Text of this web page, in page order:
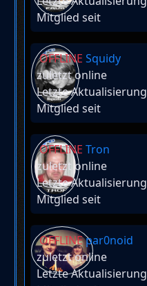
Mitglied seit
OFFLINE Squidy
zuletzt online
Letzte Aktualisierung
Mitglied seit
OFFLINE Tron
zuletzt online
Letzte Aktualisierung
Mitglied seit
OFFLINEpar0noid
zuletzt online
Letzte Aktualisierung